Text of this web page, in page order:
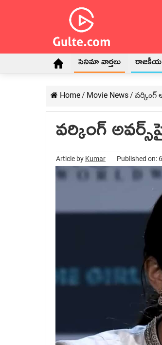
సినిమా వార్తలు రాజకీయ
Home/ Movie News/ వ‌ర్కింగ్
వ‌ర్కింగ్
Article by Kumar Published on: